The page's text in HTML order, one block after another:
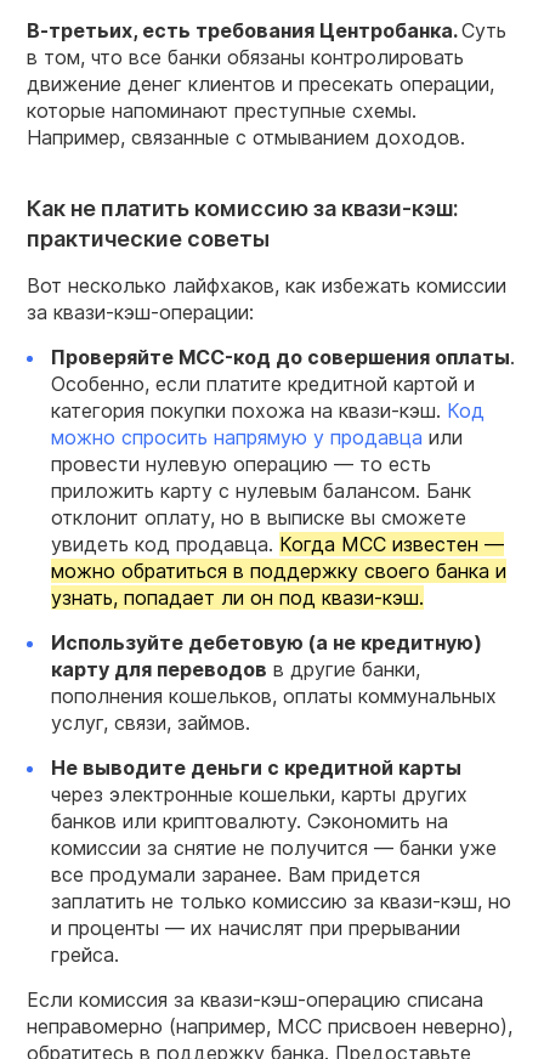
В-третьих, есть требования Центробанка.Суть
в том, что все банки обязаны контролировать
движение денег клиентов и пресекать операции,
которые напоминают преступные схемы.
Например, связанные с отмыванием доходов.
Как не платить комиссию за квази-кэш:
практические советы
Вот несколько лайфхаков, как избежать комиссии
за квази-кэш-операции:
Проверяйте MCC-код до совершения оплаты.
Особенно, если платите кредитной картой и
категория покупки похожа на квази-кэш. Код
можно спросить напрямую у продавца или
провести нулевую операцию — то есть
приложить карту с нулевым балансом. Банк
отклонит оплату, но в выписке вы сможете
увидеть код продавца. Когда MCC известен —
можно обратиться в поддержку своего банка и
узнать, попадает ли он под квази-кэш.
Используйте дебетовую (а не кредитную)
карту для переводов в другие банки,
пополнения кошельков, оплаты коммунальных
услуг, связи, займов.
Не выводите деньги с кредитной карты
через электронные кошельки, карты других
банков или криптовалюту. Сэкономить на
комиссии за снятие не получится — банки уже
все продумали заранее. Вам придется
заплатить не только комиссию за квази-кэш, но
и проценты — их начислят при прерывании
грейса.
Если комиссия за квази-кэш-операцию списана
неправомерно (например, MCC присвоен неверно),
обратитесь в поддержку банка. Предоставьте